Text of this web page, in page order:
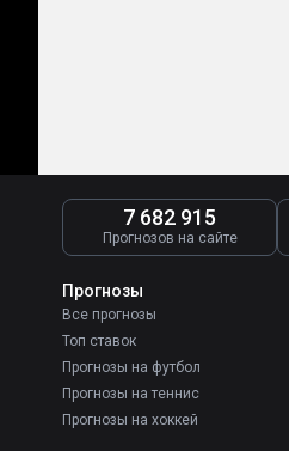
7 682 915
Прогнозов на сайте
Прогнозы
Все прогнозы
Топ ставок
Прогнозы на футбол
Прогнозы на теннис
Прогнозы на хоккей